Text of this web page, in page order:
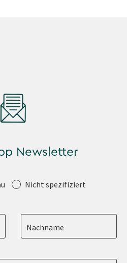
Newsletter
Nicht spezifiziert
Nachname